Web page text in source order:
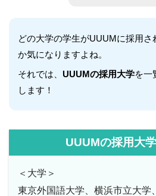
どの大学の学生がUUUMに採用さ
か気になりますよね。
それでは、 UUUMの採用大学を一
します！
UUUMの採用大
＜大学＞
東京外国語大学、横浜市立大学